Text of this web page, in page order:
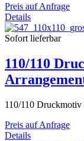
Preis auf Anfrage
Details
Sofort lieferbar
110/110
110/110
Preis auf Anfrage
Details